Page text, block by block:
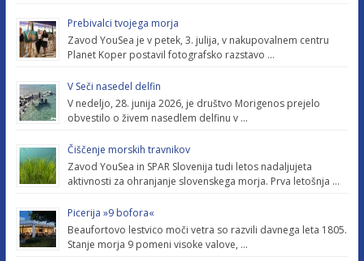
Prebivalci tvojega morja
Zavod YouSea je v petek, 3. julija, v nakupovalnem centru
Planet Koper postavil fotografsko razstavo …
V Seči nasedel delfin
V nedeljo, 28. junija 2026, je društvo Morigenos prejelo
obvestilo o živem nasedlem delfinu v …
Čiščenje morskih travnikov
Zavod YouSea in SPAR Slovenija tudi letos nadaljujeta
aktivnosti za ohranjanje slovenskega morja. Prva letošnja …
Picerija »9 bofora«
Beaufortovo lestvico moči vetra so razvili davnega leta 1805.
Stanje morja 9 pomeni visoke valove, …